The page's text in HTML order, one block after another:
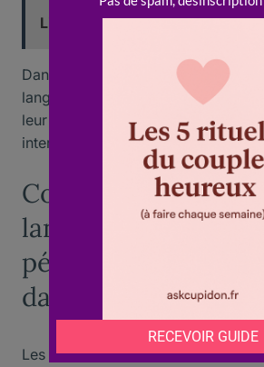
Lire aussi : Femme excite
Dans certains couples, la
langage d’
respectif a
leur quotidien et de rétablir un
interrompu depuis des années.
Comment adapter
langage de l’amour
périodes de
dans le couple
Les transitions de vie comme